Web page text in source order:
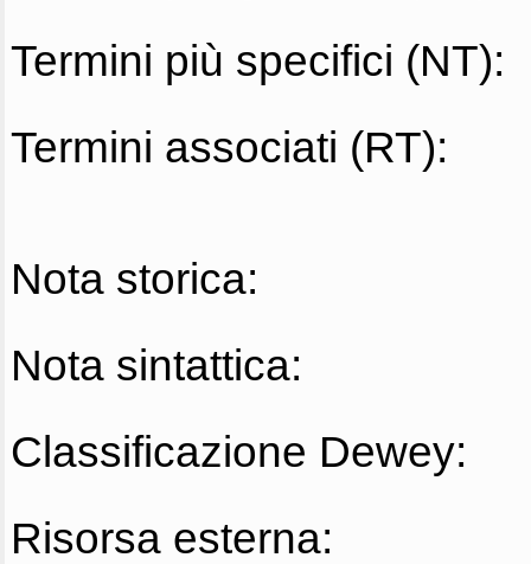
Termini più specifici (NT):
Termini associati (RT):
Nota storica:
Nota sintattica:
Classificazione Dewey:
Risorsa esterna: